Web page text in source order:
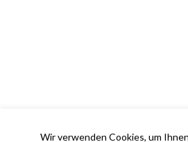
Wir verwenden Cookies, um